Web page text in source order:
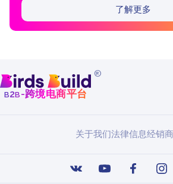
了解更多
®
b2b-跨境电商平台
关于我们法律信息经销